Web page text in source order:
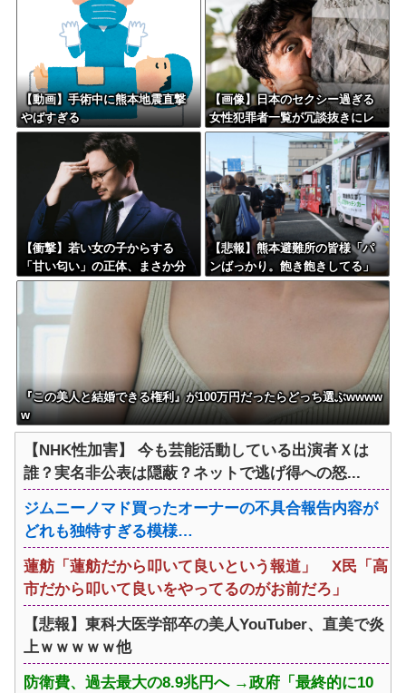
【動画】手術中に熊本地震直撃
やばすぎる
【画像】日本のセクシー過ぎる
女性犯罪者一覧が冗談抜きにレ
ベル高過ぎる件w w w w w w w
w w
【衝撃】若い女の子からする
「甘い匂い」の正体、まさか分
からないDTなんておらんよな？
よな？w w w w w w w w w w w
【悲報】熊本避難所の皆様「パ
ンばっかり。飽き飽きしてる」
『この美人と結婚できる権利』が100万円だったらどっち選ぶwwww
w
【NHK性加害】 今も芸能活動している出演者Ｘは
誰？実名非公表は隠蔽？ネットで逃げ得への怒...
ジムニーノマド買ったオーナーの不具合報告内容が
どれも独特すぎる模様…
蓮舫「蓮舫だから叩いて良いという報道」 X民「高
市だから叩いて良いをやってるのがお前だろ」
【悲報】東科大医学部卒の美人YouTuber、直美で炎
上ｗｗｗｗｗ他
防衛費、過去最大の8.9兆円へ →政府「最終的に10